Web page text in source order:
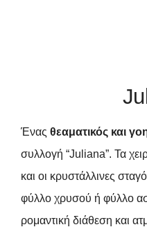
Ένας θεαματικός και
συλλογή “Juliana”. Τα
και οι κρυστάλλινες
φύλλο χρυσού ή φύλλο
ρομαντική διάθεση και